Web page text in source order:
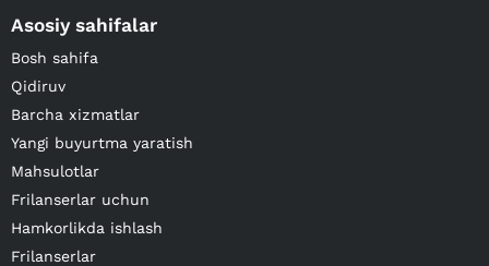
Asosiy sahifalar
Bosh sahifa
Qidiruv
Barcha xizmatlar
Yangi buyurtma yaratish
Mahsulotlar
Frilanserlar uchun
Hamkorlikda ishlash
Frilanserlar